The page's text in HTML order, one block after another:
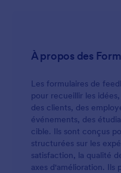
À propos des
Les formulaires de
pour recueillir les
des clients, des
événements, des
cible. Ils sont conçus
structurées sur les
satisfaction, la qualité
axes d'amélioration. Ils